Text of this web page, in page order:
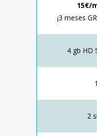
15€/
¡3 meses
4 gb HD
2